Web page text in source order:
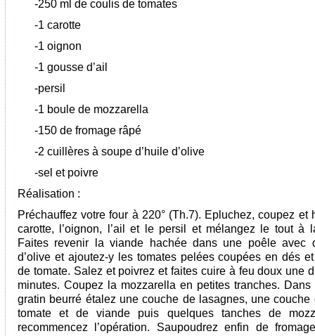
-250 ml de coulis de tomates
-1 carotte
-1 oignon
-1 gousse d’ail
-persil
-1 boule de mozzarella
-150 de fromage râpé
-2 cuillères à soupe d’huile d’olive
-sel et poivre
Réalisation :
Préchauffez votre four à 220° (Th.7). Epluchez, coupez et
carotte, l’oignon, l’ail et le persil et mélangez le tout à
Faites revenir la viande hachée dans une poêle avec
d’olive et ajoutez-y les tomates pelées coupées en dés
de tomate. Salez et poivrez et faites cuire à feu doux une
minutes. Coupez la mozzarella en petites tranches.
gratin beurré étalez une couche de lasagnes, une couche
tomate et de viande puis quelques tanches de
recommencez l’opération. Saupoudrez enfin de